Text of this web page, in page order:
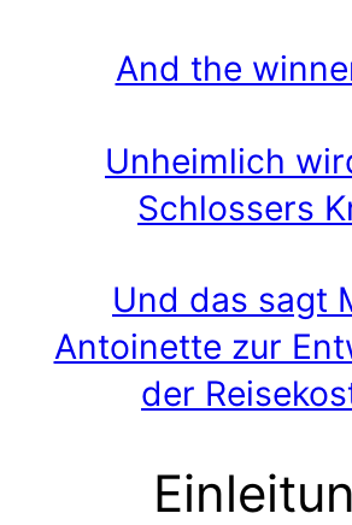
And the
Unheimlich
Schlossers
Und das sagt
Antoinette zur
der